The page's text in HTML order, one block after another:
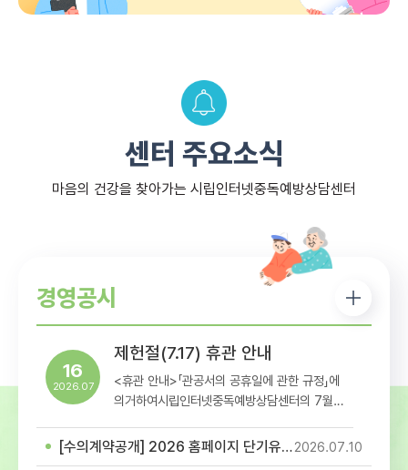
센터 주요소식
마음의 건강을 찾아가는 시립인터넷중독예방상담센터
경영공시
16
2026.07
제헌절(7.17) 휴관 안내
<휴관 안내>「관공서의 공휴일에 관한 규정」에
의거하여시립인터넷중독예방상담센터의 7월
참고하셔서 이용에 착오 없으시길 바랍니다.-
10
2026.07
[수의계약공개] 2026 홈페이지 단기유지보수 용역(홈페이지 이관 및 개발 작업) 계약